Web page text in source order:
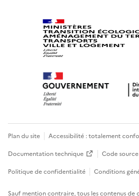
Plan du site Accessibilité : totalement
Documentation technique
Code source
Politique de confidentialité
Conditions
Sauf mention contraire, tous les contenus de